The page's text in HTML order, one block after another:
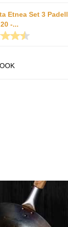
Etnea Set 3
-...